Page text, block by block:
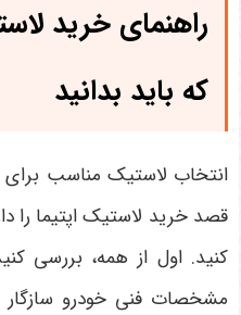
راهنمای خرید
که باید بدانید
انتخاب لاستیک مناسب برای
قصد خرید لاستیک اپتیما را
کنید. اول از همه، بررسی
مشخصات فنی خودرو سازگار